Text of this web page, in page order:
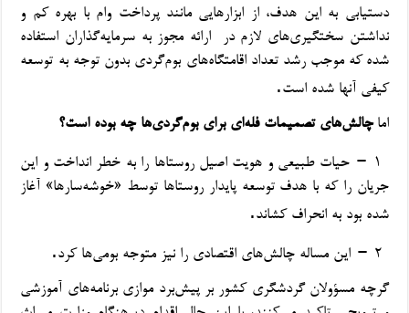
دستیابی به این هدف، از ابزارهایی مانند پرداخت وام با بهره کم و
نداشتن سختگیری‌های لازم در
ارائه مجوز به سرمایه‌گذاران استفاده
شده که موجب رشد تعداد اقامتگاه‌های بوم‌گردی بدون توجه به توسعه
کیفی آنها شده است.
اما چالش‌های تصمیمات فله‌ای برای بوم‌گردی‌ها چه بوده است؟
۱ –حیات طبیعی و هویت اصیل روستاها را به خطر انداخت و این
جریان را که با هدف توسعه پایدار روستاها توسط «خوشه‌سارها» آغاز
شده بود به انحراف کشاند.
۲ –این مساله چالش‌های اقتصادی را نیز متوجه بومی‌ها کرد.
گرچه مسؤولان گردشگری کشور بر پیش‌برد موازی برنامه‌های آموزشی